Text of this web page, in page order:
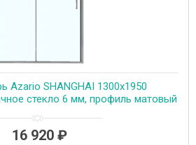
Azario SHANGHAI 1300х1950
стекло 6 мм, профиль матовый
16 920 ₽